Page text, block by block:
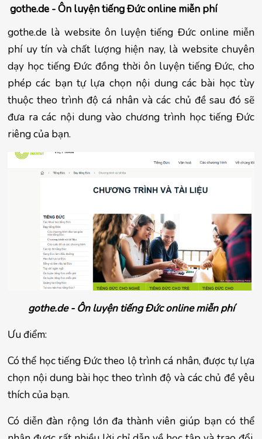
gothe.de - Ôn luyện tiếng Đức online miễn phí
gothe.de là website ôn luyện tiếng Đức online miễn
phí uy tín và chất lượng hiện nay, là website chuyên
dạy học tiếng Đức đồng thời ôn luyện tiếng Đức, cho
phép các bạn tự lựa chọn nội dung các bài học tùy
thuộc theo trình độ cá nhân và các chủ đề sau đó sẽ
đưa ra các nội dung vào chương trình học tiếng Đức
riêng của bạn.
gothe.de - Ôn luyện tiếng Đức online miễn phí
Ưu điểm:
Có thể học tiếng Đức theo lộ trình cá nhân, được tự lựa
chọn nội dung bài học theo trình độ và các chủ đề yêu
thích của bạn.
Có diễn đàn rộng lớn đa thành viên giúp bạn có thể